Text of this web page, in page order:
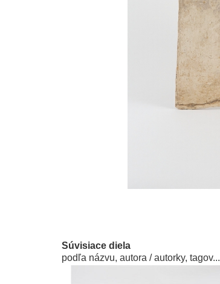
Súvisiace diela
podľa názvu, autora / autorky, tagov...